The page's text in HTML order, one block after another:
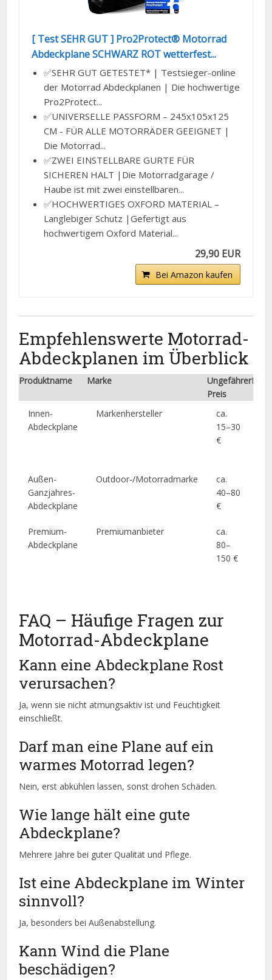
[ Test SEHR GUT ] Pro2Protect® Motorrad
Abdeckplane SCHWARZ ROT wetterfest...
✅SEHR GUT GETESTET* | Testsieger-online
der Motorrad Abdeckplanen | Die hochwertige
Pro2Protect...
✅UNIVERSELLE PASSFORM – 245x105x125
CM - FÜR ALLE MOTORRÄDER GEEIGNET |
Die Motorrad...
✅ZWEI EINSTELLBARE GURTE FÜR
SICHEREN HALT |Die Motorradgarage /
Haube ist mit zwei einstellbaren...
✅HOCHWERTIGES OXFORD MATERIAL –
Langlebiger Schutz |Gefertigt aus
hochwertigem Oxford Material...
29,90 EUR
Bei Amazon kaufen
Empfehlenswerte Motorrad-
Abdeckplanen im Überblick
Produktname Marke
Ungefährer
Preis
Innen-
Abdeckplane
Markenhersteller
ca.
15–30
€
Außen-
Ganzjahres-
Abdeckplane
Outdoor-/Motorradmarke
ca.
40–80
€
Premium-
Abdeckplane
Premiumanbieter
ca.
80–
150 €
FAQ – Häufige Fragen zur
Motorrad-Abdeckplane
Kann eine Abdeckplane Rost
verursachen?
Ja, wenn sie nicht atmungsaktiv ist und Feuchtigkeit
einschließt.
Darf man eine Plane auf ein
warmes Motorrad legen?
Nein, erst abkühlen lassen, sonst drohen Schäden.
Wie lange hält eine gute
Abdeckplane?
Mehrere Jahre bei guter Qualität und Pflege.
Ist eine Abdeckplane im Winter
sinnvoll?
Ja, besonders bei Außenabstellung.
Kann Wind die Plane
beschädigen?